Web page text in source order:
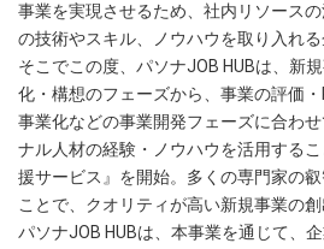
事業を実現させるため、社内リソース
の技術やスキル、ノウハウを取り入れる
そこでこの度、パソナJOB HUBは、新
化・構想のフェーズから、事業の評価
事業化などの事業開発フェーズに合わ
ナル人材の経験・ノウハウを活用する
援サービス』を開始。多くの専門家の
ことで、クオリティが高い新規事業の創
パソナJOB HUBは、本事業を通じて、